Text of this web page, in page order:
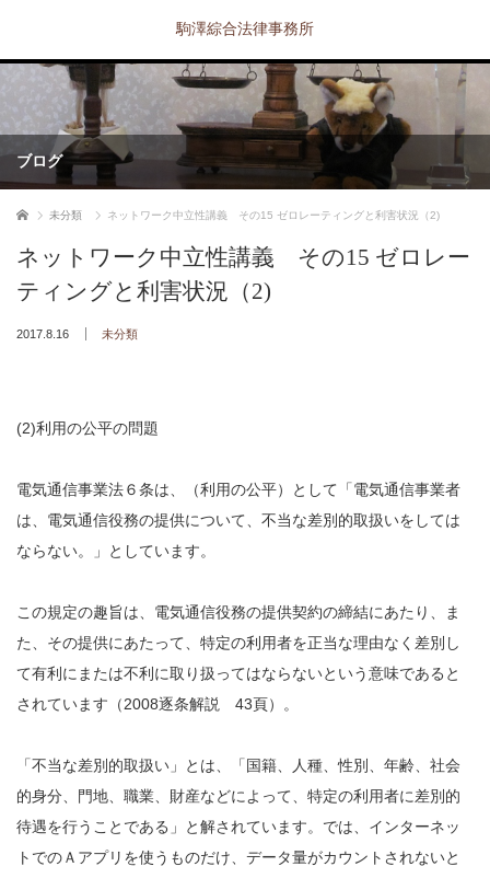
駒澤綜合法律事務所
ブログ
ホーム 未分類 ネットワーク中立性講義 その15 ゼロレーティングと利害状況（2)
ネットワーク中立性講義 その15 ゼロレー
ティングと利害状況（2)
2017.8.16 未分類
(2)利用の公平の問題
電気通信事業法６条は、（利用の公平）として「電気通信事業者
は、電気通信役務の提供について、不当な差別的取扱いをしては
ならない。」としています。
この規定の趣旨は、電気通信役務の提供契約の締結にあたり、ま
た、その提供にあたって、特定の利用者を正当な理由なく差別し
て有利にまたは不利に取り扱ってはならないという意味であると
されています（2008逐条解説 43頁）。
「不当な差別的取扱い」とは、「国籍、人種、性別、年齢、社会
的身分、門地、職業、財産などによって、特定の利用者に差別的
待遇を行うことである」と解されています。では、インターネッ
トでのＡアプリを使うものだけ、データ量がカウントされないと